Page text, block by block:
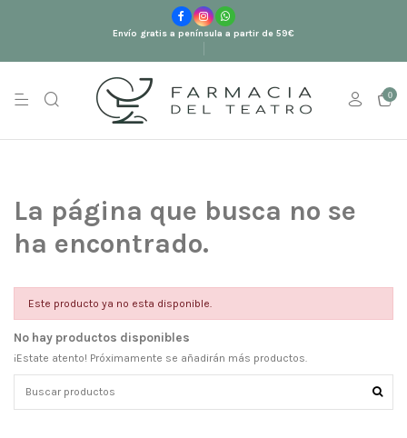
Envío gratis a península a partir de 59€
0
La página que busca no se
ha encontrado.
Este producto ya no esta disponible.
No hay productos disponibles
¡Estate atento! Próximamente se añadirán más productos.